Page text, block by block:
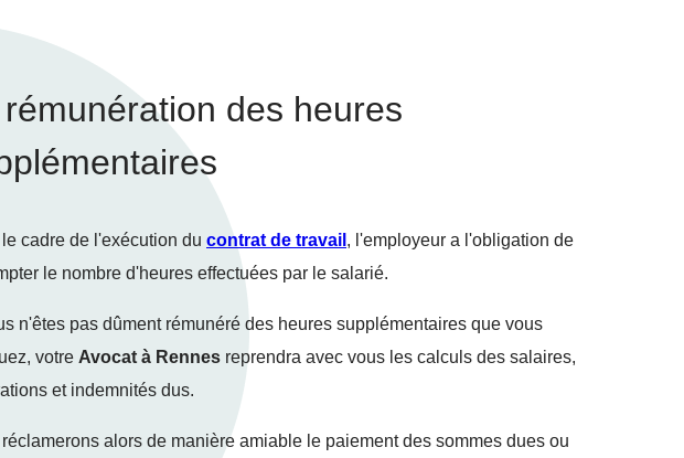
des heures
cadre de l'exécution du contrat de travail , l'employeur a l'obligation de
le nombre d'heures effectuées par le salarié.
n'êtes pas dûment rémunéré des heures supplémentaires que vous
votre Avocat à Rennes reprendra avec vous les calculs des salaires,
et indemnités dus.
réclamerons alors de manière amiable le paiement des sommes dues ou